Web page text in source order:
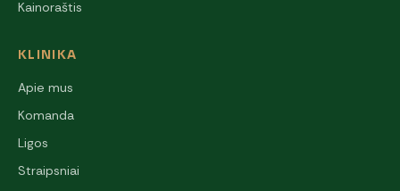
Kainoraštis
KLINIKA
Apie mus
Komanda
Ligos
Straipsniai